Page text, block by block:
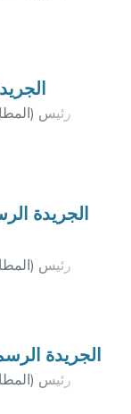
) رئيس
) رئيس
الجريدة الرسمية -
) رئيس